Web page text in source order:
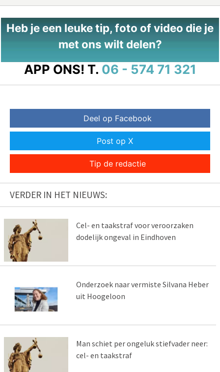
Heb je een leuke tip, foto of video die je
met ons wilt delen?
APP ONS! T. 06 - 574 71 321
Deel op Facebook
Post op X
Tip de redactie
VERDER IN HET NIEUWS:
Cel- en taakstraf voor veroorzaken
dodelijk ongeval in Eindhoven
Onderzoek naar vermiste Silvana Heber
uit Hoogeloon
Man schiet per ongeluk stiefvader neer:
cel- en taakstraf